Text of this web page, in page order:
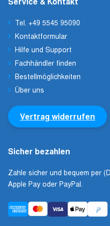
Tel. +49 5545 95090
Kontaktformular
Hilfe und Support
Fachhändler finden
Bestellmöglichkeiten
Über uns
Vertrag widerrufen
Sicher bezahlen
Zahle sicher und bequem per
Apple Pay oder PayPal.